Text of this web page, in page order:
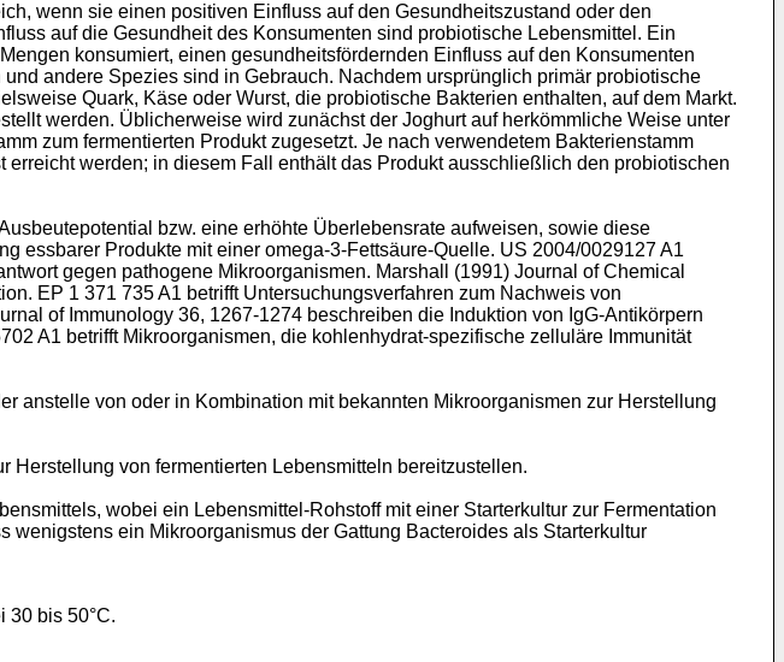
wenn sie einen positiven Einfluss auf den Gesundheitszustand oder den
auf die Gesundheit des Konsumenten sind probiotische Lebensmittel. Ein
konsumiert, einen gesundheitsfördernden Einfluss auf den Konsumenten
andere Spezies sind in Gebrauch. Nachdem ursprünglich primär probiotische
Quark, Käse oder Wurst, die probiotische Bakterien enthalten, auf dem Markt.
werden. Üblicherweise wird zunächst der Joghurt auf herkömmliche Weise unter
zum fermentierten Produkt zugesetzt. Je nach verwendetem Bakterienstamm
werden; in diesem Fall enthält das Produkt ausschließlich den probiotischen
bzw. eine erhöhte Überlebensrate aufweisen, sowie diese
essbarer Produkte mit einer omega-3-Fettsäure-Quelle. US 2004/0029127 A1
gegen pathogene Mikroorganismen. Marshall (1991) Journal of Chemical
EP 1 371 735 A1 betrifft Untersuchungsverfahren zum Nachweis von
of Immunology 36, 1267-1274 beschreiben die Induktion von IgG-Antikörpern
A1 betrifft Mikroorganismen, die kohlenhydrat-spezifische zelluläre Immunität
anstelle von oder in Kombination mit bekannten Mikroorganismen zur Herstellung
Herstellung von fermentierten Lebensmitteln bereitzustellen.
wobei ein Lebensmittel-Rohstoff mit einer Starterkultur zur Fermentation
ein Mikroorganismus der Gattung Bacteroides als Starterkultur
30 bis 50°C.